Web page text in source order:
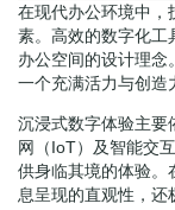
在现代办公环境中，
素。高效的数字化工
办公空间的设计理念
一个充满活力与创造
沉浸式数字体验主要
网（IoT）及智能交
供身临其境的体验。
息呈现的直观性，还